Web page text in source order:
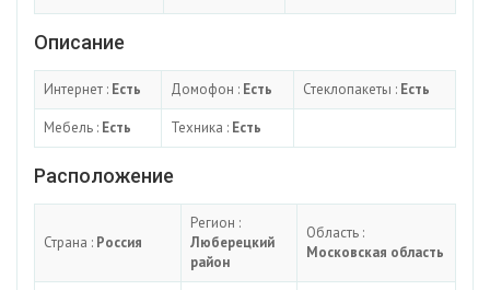
Описание
Интернет : Есть Домофон : Есть Стеклопакеты : Есть
Мебель : Есть Техника : Есть
Расположение
Страна : Россия
Регион :
Люберецкий
район
Область :
Московская область